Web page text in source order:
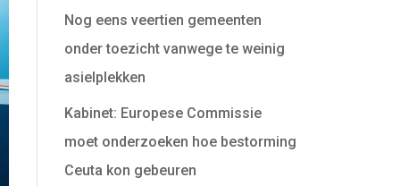
Nog eens veertien gemeenten
onder toezicht vanwege te weinig
asielplekken
Kabinet: Europese Commissie
moet onderzoeken hoe bestorming
Ceuta kon gebeuren